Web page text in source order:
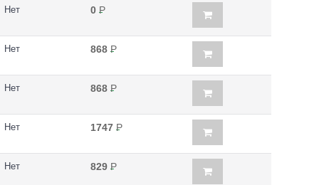
Нет 0 Р
Нет 868 Р
Нет 868 Р
Нет 1747 Р
Нет 829 Р